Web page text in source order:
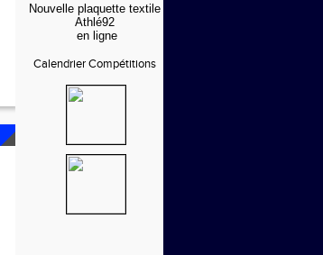
Nouvelle plaquette textile
Athlé92
en ligne
Calendrier Compétitions